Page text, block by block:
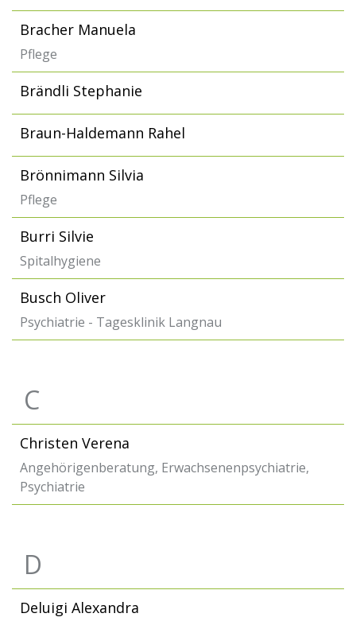
Bracher Manuela
Pflege
Brändli Stephanie
Braun-Haldemann Rahel
Brönnimann Silvia
Pflege
Burri Silvie
Spitalhygiene
Busch Oliver
Psychiatrie - Tagesklinik Langnau
C
Christen Verena
Angehörigenberatung, Erwachsenenpsychiatrie,
Psychiatrie
D
Deluigi Alexandra